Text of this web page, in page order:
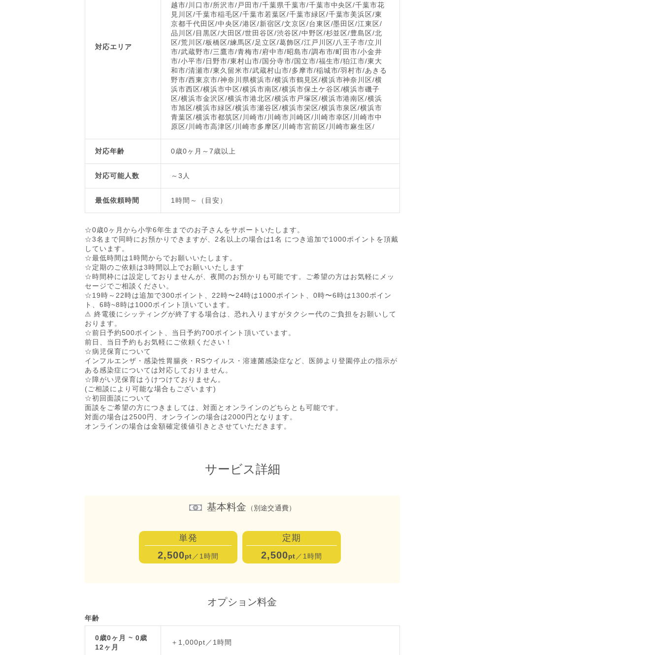
対応エリア
越市/川口市/所沢市/戸田市/千葉県千葉市/千葉市中央区/千葉市花
見川区/千葉市稲毛区/千葉市若葉区/千葉市緑区/千葉市美浜区/東
京都千代田区/中央区/港区/新宿区/文京区/台東区/墨田区/江東区/
品川区/目黒区/大田区/世田谷区/渋谷区/中野区/杉並区/豊島区/北
区/荒川区/板橋区/練馬区/足立区/葛飾区/江戸川区/八王子市/立川
市/武蔵野市/三鷹市/青梅市/府中市/昭島市/調布市/町田市/小金井
市/小平市/日野市/東村山市/国分寺市/国立市/福生市/狛江市/東大
和市/清瀬市/東久留米市/武蔵村山市/多摩市/稲城市/羽村市/あきる
野市/西東京市/神奈川県横浜市/横浜市鶴見区/横浜市神奈川区/横
浜市西区/横浜市中区/横浜市南区/横浜市保土ケ谷区/横浜市磯子
区/横浜市金沢区/横浜市港北区/横浜市戸塚区/横浜市港南区/横浜
市旭区/横浜市緑区/横浜市瀬谷区/横浜市栄区/横浜市泉区/横浜市
青葉区/横浜市都筑区/川崎市/川崎市川崎区/川崎市幸区/川崎市中
原区/川崎市高津区/川崎市多摩区/川崎市宮前区/川崎市麻生区/
対応年齢 0歳0ヶ月～7歳以上
対応可能人数 ～3人
最低依頼時間 1時間～（目安）
☆0歳0ヶ月から小学6年生までのお子さんをサポートいたします。
☆3名まで同時にお預かりできますが、2名以上の場合は1名 につき追加で1000ポイントを頂戴
しています。
☆最低時間は1時間からでお願いいたします。
☆定期のご依頼は3時間以上でお願いいたします
☆時間枠には設定しておりませんが、夜間のお預かりも可能です。ご希望の方はお気軽にメッ
セージでご相談ください。
☆19時～22時は追加で300ポイント、22時〜24時は1000ポイント、0時〜6時は1300ポイン
ト、6時~8時は1000ポイント頂いています。
⚠︎︎ 終電後にシッティングが終了する場合は、恐れ入りますがタクシー代のご負担をお願いして
おります。
☆前日予約500ポイント、当日予約700ポイント頂いています。
前日、当日予約もお気軽にご依頼ください！
☆病児保育について
インフルエンザ・感染性胃腸炎・RSウイルス・溶連菌感染症など、医師より登園停止の指示が
ある感染症については対応しておりません。
☆障がい児保育はうけつけておりません。
(ご相談により可能な場合もございます)
☆初回面談について
面談をご希望の方につきましては、対面とオンラインのどちらとも可能です。
対面の場合は2500円、オンラインの場合は2000円となります。
オンラインの場合は金額確定後値引きとさせていただきます。
サービス詳細
基本料金 （別途交通費）
単発
2,500pt ／1時間
定期
2,500pt ／1時間
オプション料金
年齢
0歳0ヶ月 ~ 0歳
12ヶ月
＋1,000pt／1時間